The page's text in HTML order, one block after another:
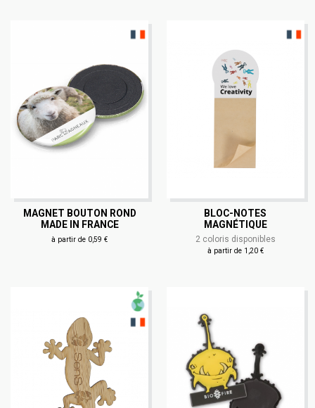
MAGNET BOUTON ROND
MADE IN FRANCE
à partir de 0,59 €
BLOC-NOTES
MAGNÉTIQUE
2 coloris disponibles
à partir de 1,20 €